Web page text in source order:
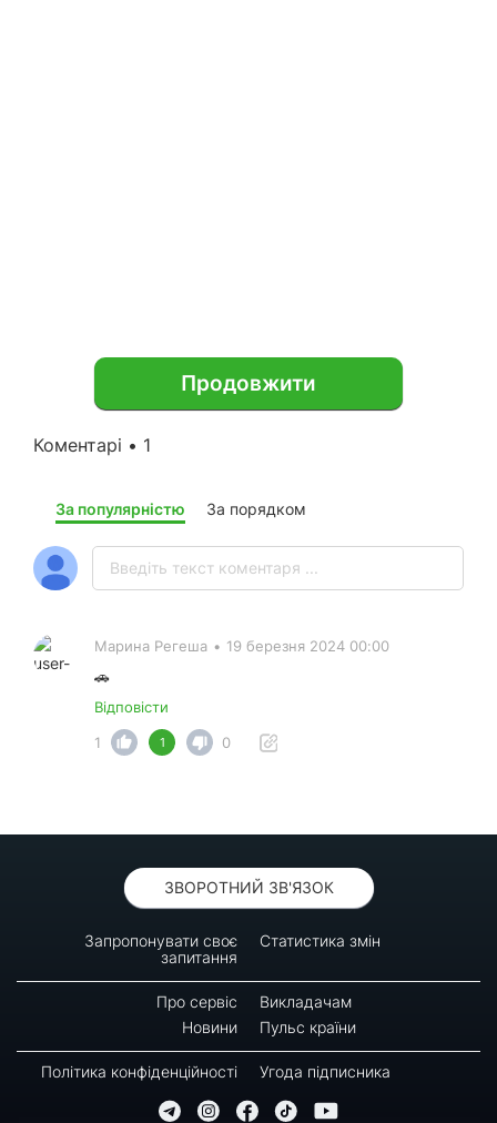
Продовжити
Коментарі • 1
За популярністю За порядком
Марина Регеша • 19 березня 2024 00:00
🚗
Відповісти
1
1 0
ЗВОРОТНИЙ ЗВ'ЯЗОК
Запропонувати своє
запитання
Статистика змін
Про сервіс
Викладачам
Новини
Пульс країни
Політика конфіденційності Угода підписника